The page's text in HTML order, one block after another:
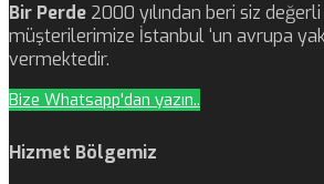
Bir Perde 2000 yılından beri siz değerli
müşterilerimize İstanbul ‘un avrupa
vermektedir.
Bize Whatsapp'dan yazın..
Hizmet Bölgemiz